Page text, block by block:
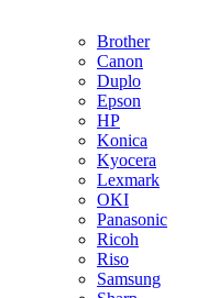
Brother
Canon
Duplo
Epson
HP
Konica
Kyocera
Lexmark
OKI
Panasonic
Ricoh
Riso
Samsung